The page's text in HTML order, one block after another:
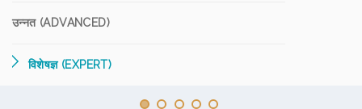
उन्नत (ADVANCED)
विशेषज्ञ (EXPERT)